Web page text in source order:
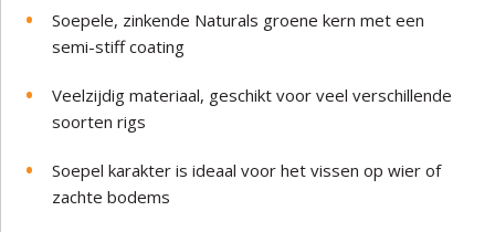
Soepele, zinkende Naturals groene kern met een
semi-stiff coating
Veelzijdig materiaal, geschikt voor veel verschillende
soorten rigs
Soepel karakter is ideaal voor het vissen op wier of
zachte bodems